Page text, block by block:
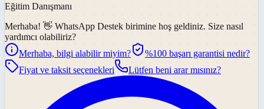
Eğitim Danışmanı
Merhaba! 👋 WhatsApp Destek birimine hoş geldiniz. Size nasıl
yardımcı olabiliriz?
Merhaba, bilgi alabilir miyim?
%100 başarı garantisi nedir?
Fiyat ve taksit seçenekleri
Lütfen beni arar mısınız?